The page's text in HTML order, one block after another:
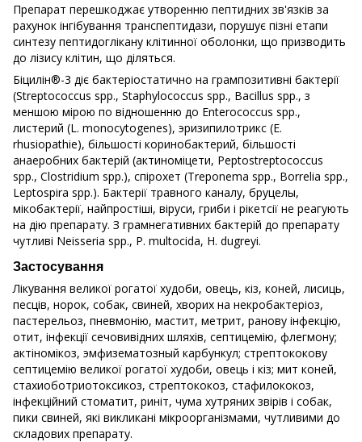
Препарат перешкоджає утворенню пептидних зв'язків за
рахунок інгібування транспептидази, порушує пізні етапи
синтезу пептидоглікану клітинної оболонки, що призводить
до лізису клітин, що діляться.
Біцилін®-3 діє бактеріостатично на грампозитивні бактерії
(Streptococcus spp., Staphylococcus spp., Bacillus spp., з
меншою мірою по відношенню до Enterococcus spp.,
листерий (L. monocytogenes), эризипилотрикс (E.
rhusiopathie), більшості коринобактерий, більшості
анаеробних бактерій (актиноміцети, Peptostreptococcus
spp., Clostridium spp.), спірохет (Treponema spp., Borrelia spp.,
Leptospira spp.). Бактерії травного каналу, бруцелы,
мікобактерії, найпростіші, віруси, гриби і рікетсії не реагують
на дію препарату. З грамнегативних бактерій до препарату
чутливі Neisseria spp., P. multocida, H. dugreyi.
Застосування
Лікування великої рогатої худоби, овець, кіз, коней, лисиць,
песців, норок, собак, свиней, хворих на некробактеріоз,
пастерельоз, пневмонію, мастит, метрит, ранову інфекцію,
отит, інфекції сечовивідних шляхів, септицемію, флегмону;
актіномікоз, эмфизематозный карбункул; стрептококову
септицемію великої рогатої худоби, овець і кіз; мит коней,
стахиоботриотоксикоз, стрептококоз, стафилококоз,
інфекційний стоматит, риніт, чума хутряних звірів і собак,
пики свиней, які викликані мікроорганізмами, чутливими до
складових препарату.